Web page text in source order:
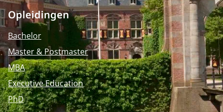
Opleidingen
Bachelor
Master & Postmaster
MBA
Executive Education
PhD